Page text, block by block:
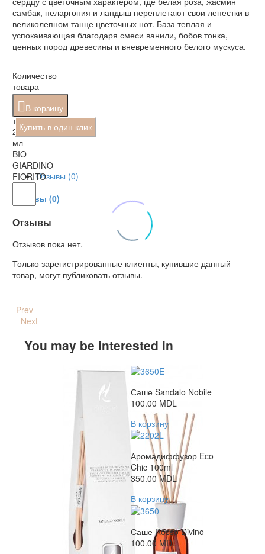
самбак, пеларгония и ландыш переплетают свои лепестки в
великолепном танце цветочных нот. База теплая и
успокаивающая благодаря смеси ванили, бобов тонка,
ценных пород древесины и вневременного белого мускуса.
Количество
товара
Спрей
для
текстиля
250
мл
BIO
GIARDINO
FIORITO
В корзину
Купить в один клик
Отзывы (0)
Отзывы (0)
Отзывы
Отзывов пока нет.
Только зарегистрированные клиенты, купившие данный
товар, могут публиковать отзывы.
Prev
Next
You may be interested in
Саше Sandalo Nobile
100.00 MDL
В корзину
Аромадиффузор Eco
Chic 100ml
350.00MDL
В корзину
Саше Rosso Divino
100.00 MDL